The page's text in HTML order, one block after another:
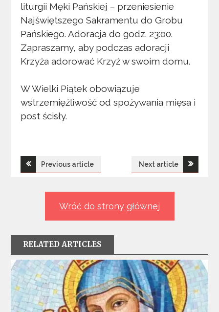
liturgii Męki Pańskiej – przeniesienie
Najświętszego Sakramentu do Grobu
Pańskiego. Adoracja do godz. 23:00.
Zapraszamy, aby podczas adoracji
Krzyża adorować Krzyż w swoim domu.
W Wielki Piątek obowiązuje
wstrzemięźliwość od spożywania mięsa i
post ścisły.
Nawigacja
Previous article Next article
Wróć do strony głównej
RELATED ARTICLES